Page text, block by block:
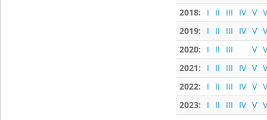
2018:
I II III IV V
2019:
I II III IV V
2020:
I II III V
2021:
I II III IV V
2022:
I II III IV V
2023:
I II III IV V